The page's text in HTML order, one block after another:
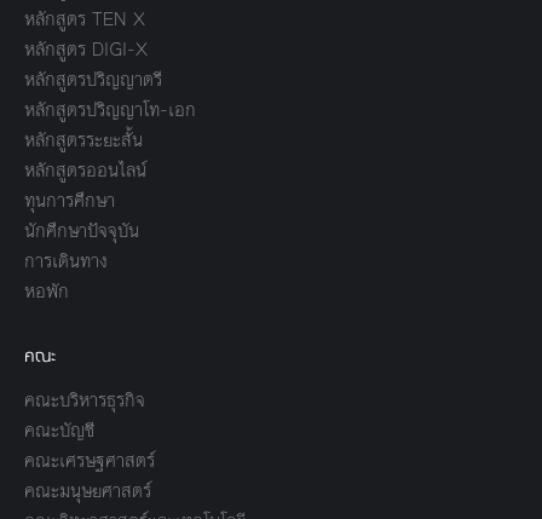
หลักสูตร TEN X
หลักสูตร DIGI-X
หลักสูตรปริญญาตรี
หลักสูตรปริญญาโท-เอก
หลักสูตรระยะสั้น
หลักสูตรออนไลน์
ทุนการศึกษา
นักศึกษาปัจจุบัน
การเดินทาง
หอพัก
คณะ
คณะบริหารธุรกิจ
คณะบัญชี
คณะเศรษฐศาสตร์
คณะมนุษยศาสตร์